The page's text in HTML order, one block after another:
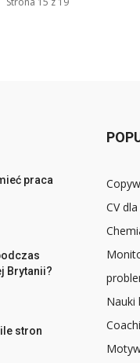
praca
Brytanii?
stron
CV
Nauki